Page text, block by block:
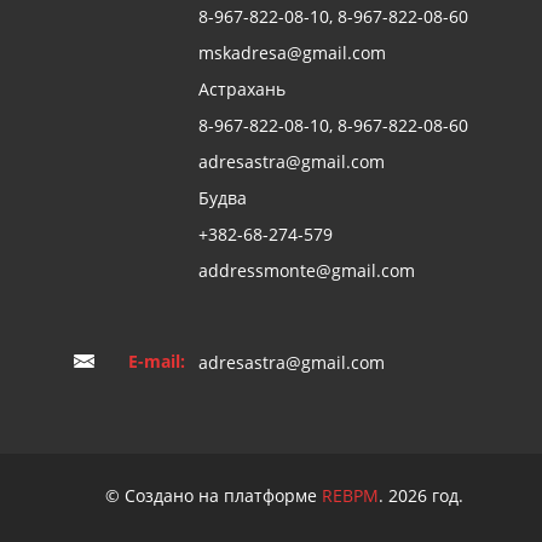
8-967-822-08-10, 8-967-822-08-60
mskadresa@gmail.com
Астрахань
8-967-822-08-10, 8-967-822-08-60
adresastra@gmail.com
Будва
+382-68-274-579
addressmonte@gmail.com
E-mail: adresastra@gmail.com
© Создано на платформе REBPM. 2026 год.